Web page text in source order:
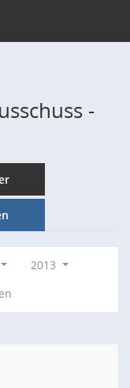
-
2013